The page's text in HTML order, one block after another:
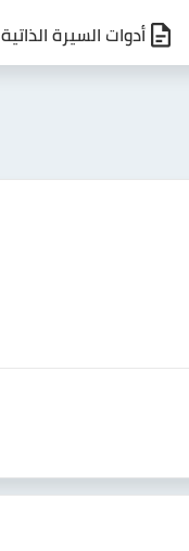
أدوات السيرة الذاتية